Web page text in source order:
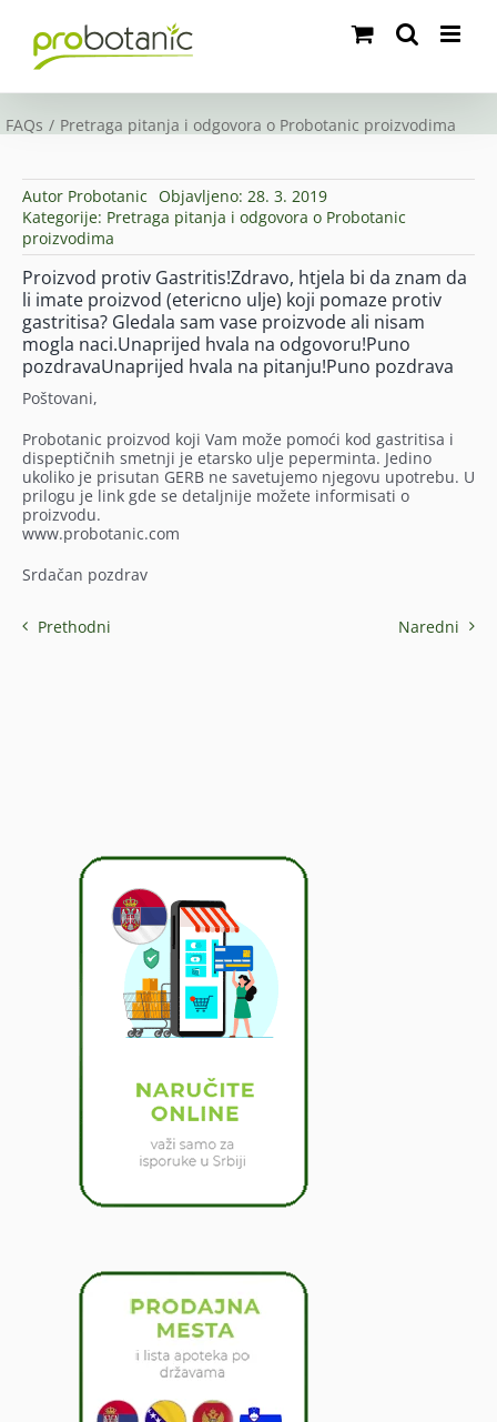
content
FAQs Pretraga pitanja i odgovora o Probotanic proizvodima
Autor Probotanic Objavljeno: 28. 3. 2019
Kategorije: Pretraga pitanja i odgovora o Probotanic
proizvodima
Proizvod protiv Gastritis!Zdravo, htjela bi da znam da
li imate proizvod (etericno ulje) koji pomaze protiv
gastritisa? Gledala sam vase proizvode ali nisam
mogla naci.Unaprijed hvala na odgovoru!Puno
pozdravaUnaprijed hvala na pitanju!Puno pozdrava
Poštovani,
Probotanic proizvod koji Vam može pomoći kod gastritisa i
dispeptičnih smetnji je etarsko ulje peperminta. Jedino
ukoliko je prisutan GERB ne savetujemo njegovu upotrebu. U
prilogu je link gde se detaljnije možete informisati o
proizvodu.
www.probotanic.com
Srdačan pozdrav
Prethodni Naredni